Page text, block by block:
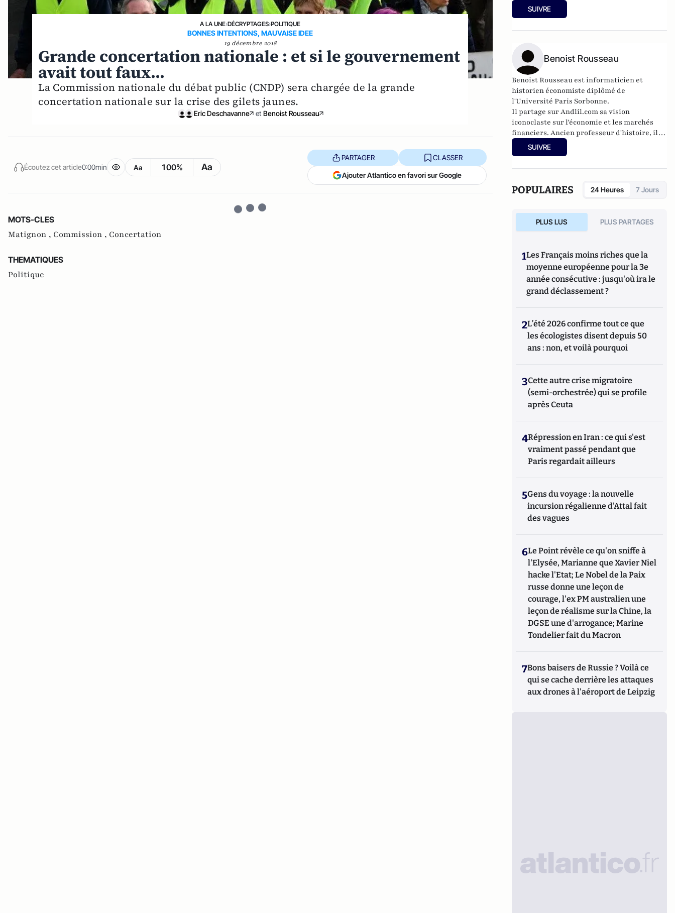
A LA UNE›DÉCRYPTAGES›POLITIQUE
BONNES INTENTIONS, MAUVAISE IDEE
19 décembre 2018
Grande concertation nationale : et si le gouvernement
avait tout faux...
La Commission nationale du débat public (CNDP) sera chargée de la grande
concertation nationale sur la crise des gilets jaunes.
Eric Deschavanne et Benoist Rousseau
Écoutez cet article0:00min Aa 100% Aa
PARTAGER CLASSER
Ajouter Atlantico en favori sur Google
MOTS-CLES
Matignon , Commission , Concertation
THEMATIQUES
Politique
publiéLe deuxième
humanisme – Introduction à la pensée de
2007).
SUIVRE
Benoist Rousseau
Benoist Rousseau est informaticien et
historien économiste diplômé de
l'Université Paris Sorbonne.
Il partage surAndlil.com sa vision
iconoclaste sur l'économie et les marchés
financiers. Ancien professeur d'histoire, il
dirige une société de conseils en
informatique tout en étant un blogueur actif
SUIVRE
POPULAIRES 24 Heures 7 Jours
PLUS LUS PLUS PARTAGES
1Les Français moins riches que la
moyenne européenne pour la 3e
année consécutive : jusqu'où ira le
grand déclassement ?
2L’été 2026 confirme tout ce que
les écologistes disent depuis 50
ans : non, et voilà pourquoi
3Cette autre crise migratoire
(semi-orchestrée) qui se profile
après Ceuta
4Répression en Iran : ce qui s'est
vraiment passé pendant que
Paris regardait ailleurs
5Gens du voyage : la nouvelle
incursion régalienne d'Attal fait
des vagues
6Le Point révèle ce qu'on sniffe à
l'Elysée, Marianne que Xavier Niel
hacke l'Etat; Le Nobel de la Paix
russe donne une leçon de
courage, l'ex PM australien une
leçon de réalisme sur la Chine, la
DGSE une d'arrogance; Marine
Tondelier fait du Macron
7Bons baisers de Russie ? Voilà ce
qui se cache derrière les attaques
aux drones à l'aéroport de Leipzig